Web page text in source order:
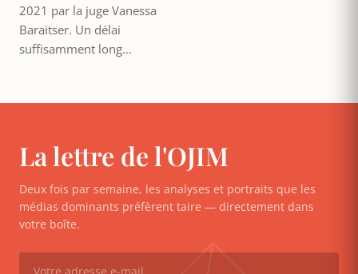
2021 par la juge Vanessa
Baraitser. Un délai
suffisamment long…
La lettre de l'OJIM
Deux fois par semaine, les analyses et portraits que les
médias dominants préfèrent taire — directement dans
votre boîte.